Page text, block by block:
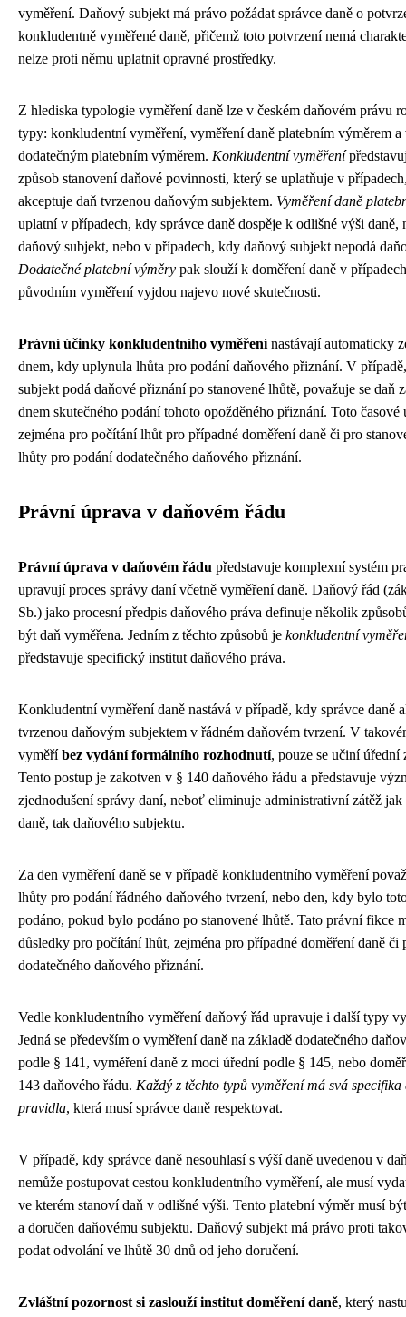
vyměření. Daňový subjekt má právo požádat správce daně o
konkludentně vyměřené daně, přičemž toto potvrzení nemá
nelze proti němu uplatnit opravné prostředky.
Z hlediska typologie vyměření daně lze v českém daňovém právu
typy: konkludentní vyměření, vyměření daně platebním výměrem a
dodatečným platebním výměrem. Konkludentní vyměření
způsob stanovení daňové povinnosti, který se uplatňuje v
akceptuje daň tvrzenou daňovým subjektem. Vyměření daně
uplatní v případech, kdy správce daně dospěje k odlišné výši daně,
daňový subjekt, nebo v případech, kdy daňový subjekt nepodá
Dodatečné platební výměry pak slouží k doměření daně v
původním vyměření vyjdou najevo nové skutečnosti.
Právní účinky konkludentního vyměřenínastávají automaticky
dnem, kdy uplynula lhůta pro podání daňového přiznání. V
subjekt podá daňové přiznání po stanovené lhůtě, považuje se daň
dnem skutečného podání tohoto opožděného přiznání. Toto časové
zejména pro počítání lhůt pro případné doměření daně či pro
lhůty pro podání dodatečného daňového přiznání.
Právní úprava v daňovém řádu
Právní úprava v daňovém řádu představuje komplexní systém
upravují proces správy daní včetně vyměření daně. Daňový řád
Sb.) jako procesní předpis daňového práva definuje několik
být daň vyměřena. Jedním z těchto způsobů je konkludentní
představuje specifický institut daňového práva.
Konkludentní vyměření daně nastává v případě, kdy správce daně
tvrzenou daňovým subjektem v řádném daňovém tvrzení. V
vyměříbez vydání formálního rozhodnutí, pouze se učiní úřední
Tento postup je zakotven v § 140 daňového řádu a představuje
zjednodušení správy daní, neboť eliminuje administrativní zátěž jak
daně, tak daňového subjektu.
Za den vyměření daně se v případě konkludentního vyměření
lhůty pro podání řádného daňového tvrzení, nebo den, kdy bylo
podáno, pokud bylo podáno po stanovené lhůtě. Tato právní fikce
důsledky pro počítání lhůt, zejména pro případné doměření daně či
dodatečného daňového přiznání.
Vedle konkludentního vyměření daňový řád upravuje i další typy
Jedná se především o vyměření daně na základě dodatečného
podle § 141, vyměření daně z moci úřední podle § 145, nebo
143 daňového řádu. Každý z těchto typů vyměření má svá specifika
pravidla, která musí správce daně respektovat.
V případě, kdy správce daně nesouhlasí s výší daně uvedenou v
nemůže postupovat cestou konkludentního vyměření, ale musí
ve kterém stanoví daň v odlišné výši. Tento platební výměr musí
a doručen daňovému subjektu. Daňový subjekt má právo proti
podat odvolání ve lhůtě 30 dnů od jeho doručení.
Zvláštní pozornost si zaslouží institut doměření daně, který